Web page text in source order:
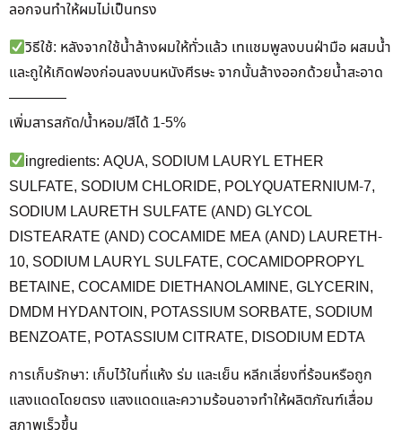
ลอกจนทำให้ผมไม่เป็นทรง
วิธีใช้: หลังจากใช้น้ำล้างผมให้ทั่วแล้ว เทแชมพูลงบนฝ่ามือ ผสมน้ำ
และถูให้เกิดฟองก่อนลงบนหนังศีรษะ จากนั้นล้างออกด้วยน้ำสะอาด
————
เพิ่มสารสกัด/น้ำหอม/สีได้ 1-5%
ingredients: AQUA, SODIUM LAURYL ETHER
SULFATE, SODIUM CHLORIDE, POLYQUATERNIUM-7,
SODIUM LAURETH SULFATE (AND) GLYCOL
DISTEARATE (AND) COCAMIDE MEA (AND) LAURETH-
10, SODIUM LAURYL SULFATE, COCAMIDOPROPYL
BETAINE, COCAMIDE DIETHANOLAMINE, GLYCERIN,
DMDM HYDANTOIN, POTASSIUM SORBATE, SODIUM
BENZOATE, POTASSIUM CITRATE, DISODIUM EDTA
การเก็บรักษา: เก็บไว้ในที่แห้ง ร่ม และเย็น หลีกเลี่ยงที่ร้อนหรือถูก
แสงแดดโดยตรง แสงแดดและความร้อนอาจทำให้ผลิตภัณฑ์เสื่อม
สภาพเร็วขึ้น